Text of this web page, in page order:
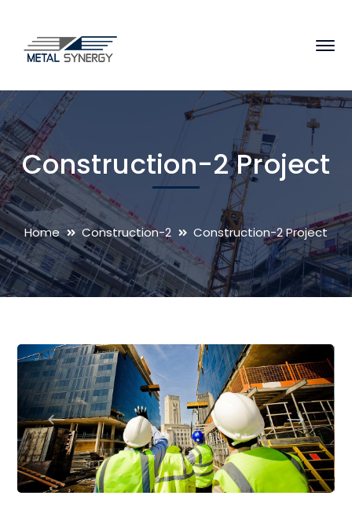
Construction-2 Project
Home Construction-2 Construction-2 Project